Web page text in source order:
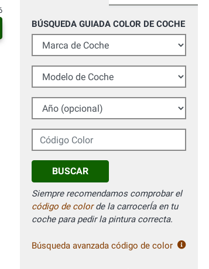
BÚSQUEDA GUIADA COLOR DE COCHE
Marca de Coche
Modelo de Coche
Año (opcional)
Código Color
BUSCAR
Siempre recomendamos comprobar el
código de colorde la carrocerÍa en tu
coche para pedir la pintura correcta.
Búsqueda avanzada código de color